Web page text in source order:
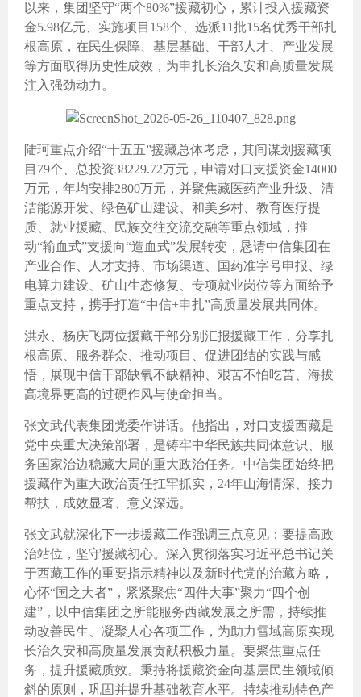
以来，集团坚守“两个80%”援藏初心，累计投入援藏资
金5.98亿元、实施项目158个、选派11批15名优秀干部扎
根高原，在民生保障、基层基础、干部人才、产业发展
等方面取得历史性成效，为申扎长治久安和高质量发展
注入强劲动力。
陆珂重点介绍“十五五”援藏总体考虑，其间谋划援藏项
目79个、总投资38229.72万元，申请对口支援资金14000
万元，年均安排2800万元，并聚焦藏医药产业升级、清
洁能源开发、绿色矿山建设、和美乡村、教育医疗提
质、就业援藏、民族交往交流交融等重点领域，推
动“输血式”支援向“造血式”发展转变，恳请中信集团在
产业合作、人才支持、市场渠道、国药准字号申报、绿
电算力建设、矿山生态修复、专项就业岗位等方面给予
重点支持，携手打造“中信+申扎”高质量发展共同体。
洪永、杨庆飞两位援藏干部分别汇报援藏工作，分享扎
根高原、服务群众、推动项目、促进团结的实践与感
悟，展现中信干部缺氧不缺精神、艰苦不怕吃苦、海拔
高境界更高的过硬作风与使命担当。
张文武代表集团党委作讲话。他指出，对口支援西藏是
党中央重大决策部署，是铸牢中华民族共同体意识、服
务国家治边稳藏大局的重大政治任务。中信集团始终把
援藏作为重大政治责任扛牢抓实，24年山海情深、接力
帮扶，成效显著、意义深远。
张文武就深化下一步援藏工作强调三点意见：要提高政
治站位，坚守援藏初心。深入贯彻落实习近平总书记关
于西藏工作的重要指示精神以及新时代党的治藏方略，
心怀“国之大者”，紧紧聚焦“四件大事”聚力“四个创
建”，以中信集团之所能服务西藏发展之所需，持续推
动改善民生、凝聚人心各项工作，为助力雪域高原实现
长治久安和高质量发展贡献积极力量。要聚焦重点任
务，提升援藏质效。秉持将援藏资金向基层民生领域倾
斜的原则，巩固并提升基础教育水平。持续推动特色产